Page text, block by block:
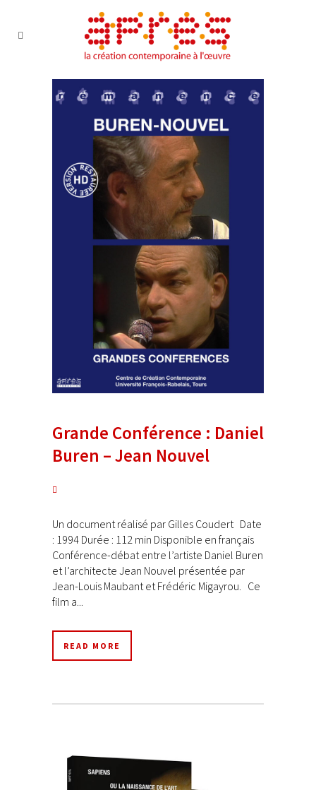
Grande Conférence : Daniel
Buren – Jean Nouvel
Un document réalisé par Gilles Coudert Date
: 1994 Durée : 112 min Disponible en français
Conférence-débat entre l’artiste Daniel Buren
et l’architecte Jean Nouvel présentée par
Jean-Louis Maubant et Frédéric Migayrou. Ce
film a...
READ MORE